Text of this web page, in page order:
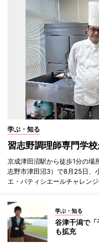
学ぶ・知る
習志野調理師専門学
京成津田沼駅から徒歩1分の場
志野市津田沼3）で8月25日、
エ・パティシエールチャレン
学ぶ・知る
谷津干潟で
も拡充